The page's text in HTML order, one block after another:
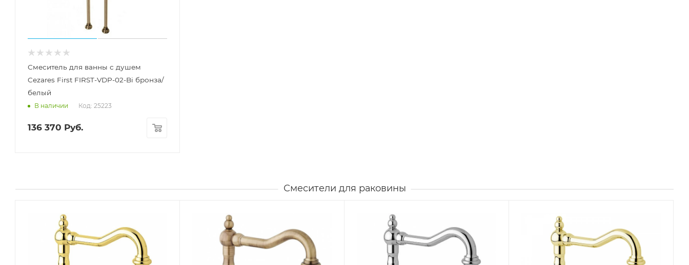
Смеситель для ванны с душем
Cezares First FIRST-VDP-02-Bi бронза/
белый
В наличии Код: 25223
136 370 Руб.
Смесители для раковины